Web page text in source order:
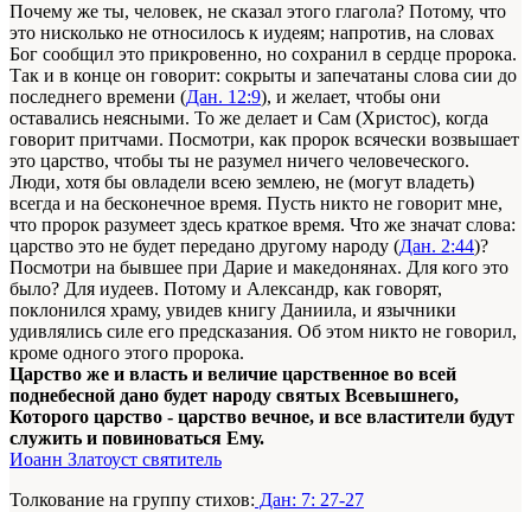
Почему же ты, человек, не сказал этого глагола? Потому, что
это нисколько не относи­лось к иудеям; напротив, на словах
Бог сообщил это при­кровенно, но сохранил в сердце пророка.
Так и в конце он говорит: сокрыты и запечатаны слова сии до
последнего времени (Дан. 12:9), и желает, чтобы они
оставались неясными. То же делает и Сам (Христос), когда
говорит притчами. Посмотри, как пророк всячески воз­вышает
это царство, чтобы ты не разумел ничего человече­ского.
Люди, хотя бы овладели всею землею, не (могут владеть)
всегда и на бесконечное время. Пусть никто не говорит мне,
что пророк разумеет здесь краткое время. Что же значат слова:
царство это не будет передано другому народу (Дан. 2:44)?
Посмотри на бывшее при Дарие и македонянах. Для кого это
было? Для иудеев. Потому и Александр, как го­ворят,
поклонился храму, увидев книгу Даниила, и язычники
удивлялись силе его предсказания. Об этом никто не говорил,
кроме одного этого пророка.
Царство же и власть и величие царственное во всей
поднебесной дано будет народу святых Всевышнего,
Которого царство - царство вечное, и все властители будут
служить и повиноваться Ему.
Иоанн Златоуст святитель
Толкование на группу стихов: Дан: 7: 27-27